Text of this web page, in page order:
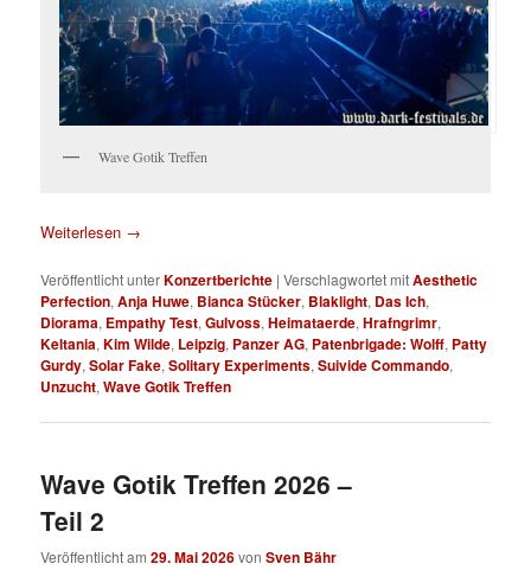
Wave Gotik Treffen
Weiterlesen →
Veröffentlicht unterKonzertberichte |Verschlagwortet mitAesthetic
Perfection,Anja Huwe, Bianca Stücker, Blaklight, Das Ich,
Diorama, Empathy Test,Gulvoss,Heimataerde,Hrafngrimr,
Keltania,Kim Wilde, Leipzig, Panzer AG, Patenbrigade: Wolff, Patty
Gurdy,Solar Fake,Solitary Experiments,Suivide Commando,
Unzucht,Wave Gotik Treffen
Wave Gotik Treffen 2026 –
Teil 2
Veröffentlicht am29. Mai 2026vonSven Bähr